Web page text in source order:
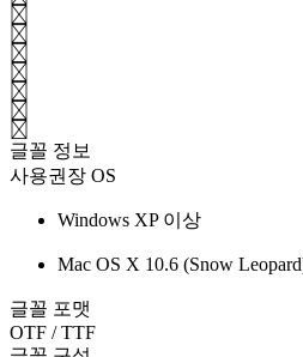
[
]
\
;
'
.
/
글꼴 정보
사용권장 OS
Windows XP 이상
Mac OS X 10.6 (Snow
글꼴 포맷
OTF / TTF